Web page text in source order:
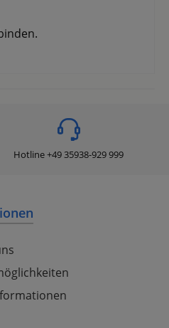
Hotline +49 35938-929 999